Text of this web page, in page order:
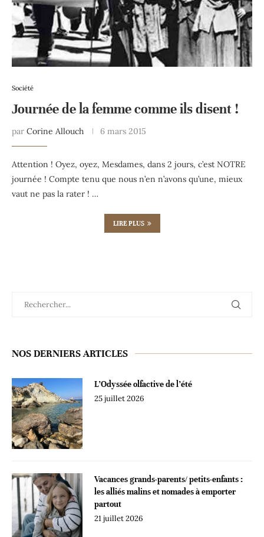
Société
Journée de la femme comme ils disent !
par Corine Allouch 6 mars 2015
Attention ! Oyez, oyez, Mesdames, dans 2 jours, c’est NOTRE
journée ! Compte tenu que nous n’en n’avons qu’une, mieux
vaut ne pas la rater ! …
LIRE PLUS
NOS DERNIERS ARTICLES
L’Odyssée olfactive de l’été
25 juillet 2026
Vacances grands-parents/ petits-enfants :
les alliés malins et nomades à emporter
partout
21 juillet 2026